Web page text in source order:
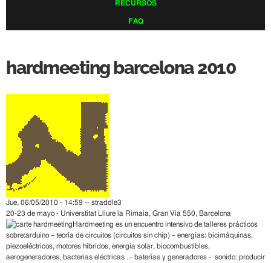
RECURSOS
FAQ
hardmeeting barcelona 2010
Jue, 06/05/2010 - 14:59 -- straddle3
20-23 de mayo - Universtitat Lliure la Rimaia, Gran Via 550, Barcelona
Hardmeeting es un encuentro intensivo de talleres prácticos
sobre:arduino – teoría de circuitos (circuitos sin chip) – energías: bicimáquinas,
piezoeléctricos, motores híbridos, energia solar, biocombustibles,
aerogeneradores, bacterias eléctricas ..- baterías y generadores - sonido: producir